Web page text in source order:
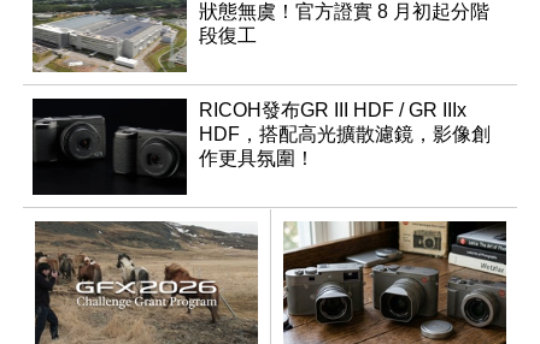
狀態無虞！官方證實 8 月初起分階
段復工
RICOH發布GR III HDF / GR IIIx
HDF，搭配高光擴散濾鏡，影像創
作更具氛圍！